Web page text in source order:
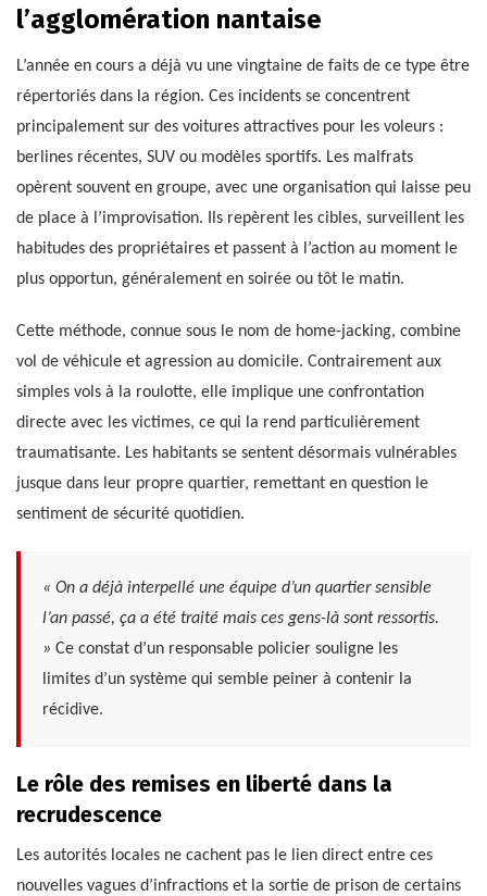
l’agglomération nantaise
L’année en cours a déjà vu une vingtaine de faits de ce type être
répertoriés dans la région. Ces incidents se concentrent
principalement sur des voitures attractives pour les voleurs :
berlines récentes, SUV ou modèles sportifs. Les malfrats
opèrent souvent en groupe, avec une organisation qui laisse peu
de place à l’improvisation. Ils repèrent les cibles, surveillent les
habitudes des propriétaires et passent à l’action au moment le
plus opportun, généralement en soirée ou tôt le matin.
Cette méthode, connue sous le nom de home-jacking, combine
vol de véhicule et agression au domicile. Contrairement aux
simples vols à la roulotte, elle implique une confrontation
directe avec les victimes, ce qui la rend particulièrement
traumatisante. Les habitants se sentent désormais vulnérables
jusque dans leur propre quartier, remettant en question le
sentiment de sécurité quotidien.
« On a déjà interpellé une équipe d’un quartier sensible
l’an passé, ça a été traité mais ces gens-là sont ressortis.
» Ce constat d’un responsable policier souligne les
limites d’un système qui semble peiner à contenir la
récidive.
Le rôle des remises en liberté dans la
recrudescence
Les autorités locales ne cachent pas le lien direct entre ces
nouvelles vagues d’infractions et la sortie de prison de certains